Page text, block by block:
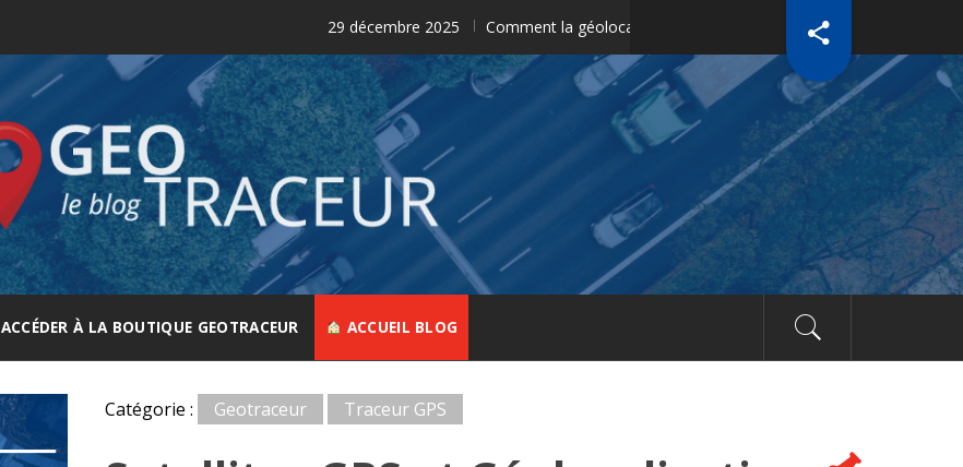
29 décembre 2025 Comment la géolocalisation révolutionne la gestion des équipements dans le BTP
GEOTRACEUR
Le spécialiste de la géolocalisation
ACCÉDER À LA BOUTIQUE GEOTRACEUR ACCUEIL BLOG
Catégorie : Geotraceur Traceur GPS